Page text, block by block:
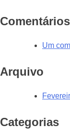
Um
Arquivo
Categorias